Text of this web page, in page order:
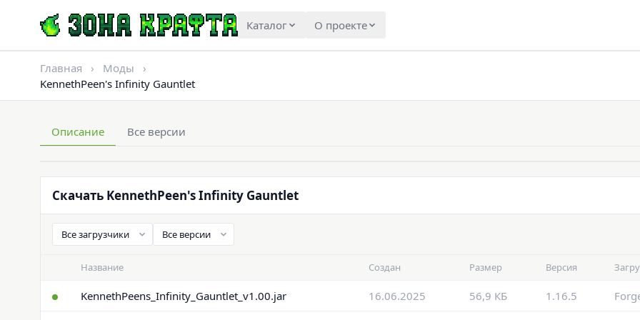
Каталог О проекте
Главная › Моды
›
KennethPeen's Infinity Gauntlet
Описание Все версии
Скачать KennethPeen's Infinity Gauntlet
Название Создан Размер Версия
KennethPeens_Infinity_Gauntlet_v1.00.jar 16.06.2025 56,9 КБ 1.16.5